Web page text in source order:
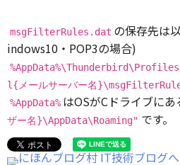
msgFilterRules.dat の保存先は
indows10・POP3の場合)
l{メールサーバー名
%AppData% はOSがCドライブにあ
ザー名}\AppData\Roaming" です。